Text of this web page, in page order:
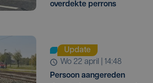
overdekte perrons
Update
wo 22 april | 14:48
Persoon aangereden